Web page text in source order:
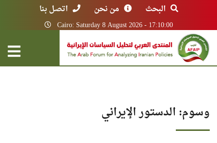
البحث من نحن اتصل بنا
Cairo: Saturday 8 August 2026 - 17:10:00
وسوم: الدستور الإيراني